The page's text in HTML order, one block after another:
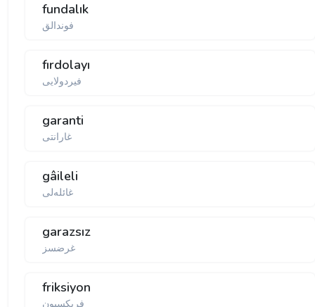
fundalık
فوندالق
fırdolayı
فیر‌دولایی
garanti
غارانتی
gâileli
غائله‌لی
garazsız
غرضسز
friksiyon
فریكسیون